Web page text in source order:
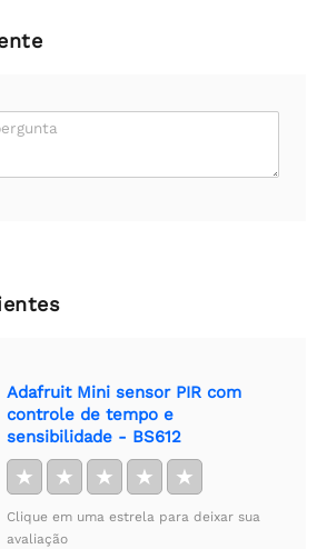
Adafruit Mini sensor PIR com
controle de tempo e
sensibilidade - BS612
★ ★ ★ ★ ★
Clique em uma estrela para deixar sua
avaliação